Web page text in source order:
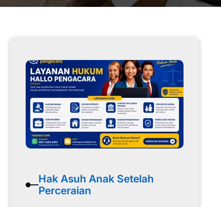
Hak Asuh Anak Setelah
Perceraian